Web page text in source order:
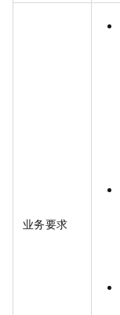
业务要求